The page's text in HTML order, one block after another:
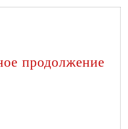
продолжение